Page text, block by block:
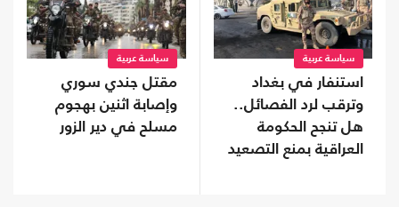
سياسة عربية
استنفار في بغداد
وترقب لرد الفصائل..
هل تنجح الحكومة
العراقية بمنع التصعيد
سياسة عربية
مقتل جندي سوري
وإصابة اثنين بهجوم
مسلح في دير الزور